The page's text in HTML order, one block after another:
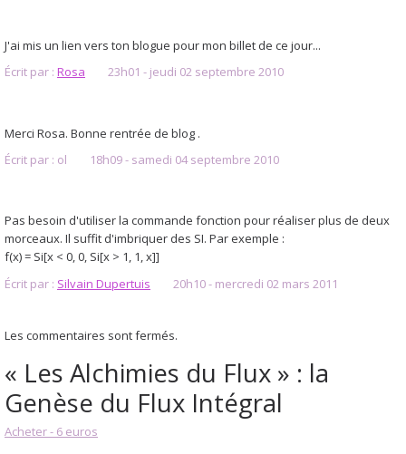
J'ai mis un lien vers ton blogue pour mon billet de ce jour...
Écrit par : Rosa 23h01 - jeudi 02 septembre 2010
Merci Rosa. Bonne rentrée de blog .
Écrit par : ol 18h09- samedi 04 septembre 2010
Pas besoin d'utiliser la commande fonction pour réaliser plus de deux
morceaux. Il suffit d'imbriquer des SI. Par exemple :
f(x) = Si[x < 0, 0, Si[x > 1, 1, x]]
Écrit par : Silvain Dupertuis 20h10- mercredi 02 mars 2011
Les commentaires sont fermés.
« Les Alchimies du Flux » : la
Genèse du Flux Intégral
Acheter - 6 euros